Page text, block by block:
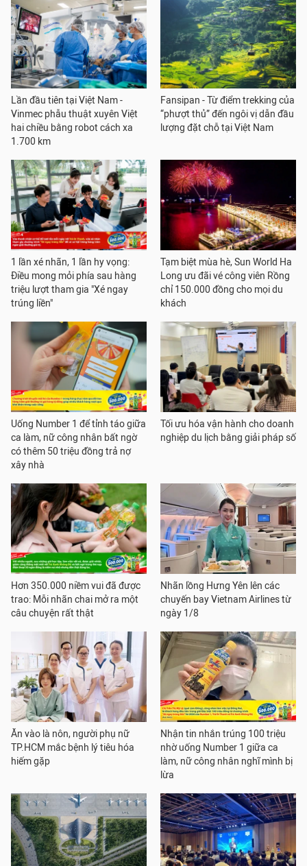
Lần đầu tiên tại Việt Nam -
Vinmec phẫu thuật xuyên Việt
hai chiều bằng robot cách xa
1.700 km
Fansipan - Từ điểm trekking của
“phượt thủ” đến ngôi vị dẫn đầu
lượng đặt chỗ tại Việt Nam
1 lần xé nhãn, 1 lần hy vọng:
Điều mong mỏi phía sau hàng
triệu lượt tham gia "Xé ngay
trúng liền"
Tạm biệt mùa hè, Sun World Ha
Long ưu đãi vé công viên Rồng
chỉ 150.000 đồng cho mọi du
khách
Uống Number 1 để tỉnh táo giữa
ca làm, nữ công nhân bất ngờ
có thêm 50 triệu đồng trả nợ
xây nhà
Tối ưu hóa vận hành cho doanh
nghiệp du lịch bằng giải pháp số
Hơn 350.000 niềm vui đã được
trao: Mỗi nhãn chai mở ra một
câu chuyện rất thật
Nhãn lồng Hưng Yên lên các
chuyến bay Vietnam Airlines từ
ngày 1/8
Ăn vào là nôn, người phụ nữ
TP.HCM mắc bệnh lý tiêu hóa
hiếm gặp
Nhận tin nhắn trúng 100 triệu
nhờ uống Number 1 giữa ca
làm, nữ công nhân nghĩ mình bị
lừa